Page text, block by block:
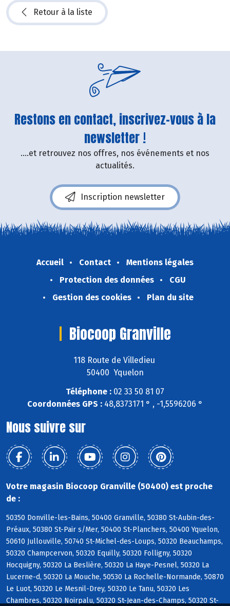
Retour à la liste
Restons en contact, inscrivez-vous à la
newsletter !
....et retrouvez nos offres, nos événements et nos
actualités.
Inscription newsletter
Accueil Contact
Mentions légales
Protection des données
CGU
Gestion des cookies
Plan du site
Biocoop Granville
118 Route de Villedieu
50400 Yquelon
Téléphone : 02 33 50 81 07
Coordonnées GPS : 48,8373171 ° , -1,5596206 °
Nous suivre sur
Votre magasin Biocoop Granville (50400) est proche
de :
50350 Donville-les-Bains, 50400 Granville, 50380 St-Aubin-des-
Préaux, 50380 St-Pair s/Mer, 50400 St-Planchers, 50400 Yquelon,
50610 Jullouville, 50740 St-Michel-des-Loups, 50320 Beauchamps,
50320 Champcervon, 50320 Equilly, 50320 Folligny, 50320
Hocquigny, 50320 La Beslière, 50320 La Haye-Pesnel, 50320 La
Lucerne-d, 50320 La Mouche, 50530 La Rochelle-Normande, 50870
Le Luot, 50320 Le Mesnil-Drey, 50320 Le Tanu, 50320 Les
Chambres, 50320 Noirpalu, 50320 St-Jean-des-Champs, 50320 St-